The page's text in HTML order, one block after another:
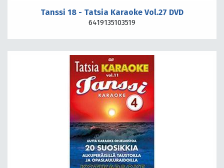
Tanssi 18 - Tatsia Karaoke Vol.27 DVD
6419135103519